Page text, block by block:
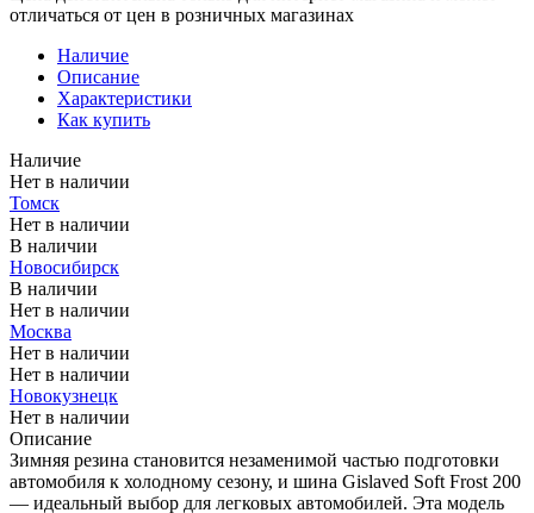
отличаться от цен в розничных магазинах
Наличие
Описание
Характеристики
Как купить
Наличие
Нет в наличии
Томск
Нет в наличии
В наличии
Новосибирск
В наличии
Нет в наличии
Москва
Нет в наличии
Нет в наличии
Новокузнецк
Нет в наличии
Описание
Зимняя резина становится незаменимой частью подготовки
автомобиля к холодному сезону, и шина Gislaved Soft Frost 200
— идеальный выбор для легковых автомобилей. Эта модель